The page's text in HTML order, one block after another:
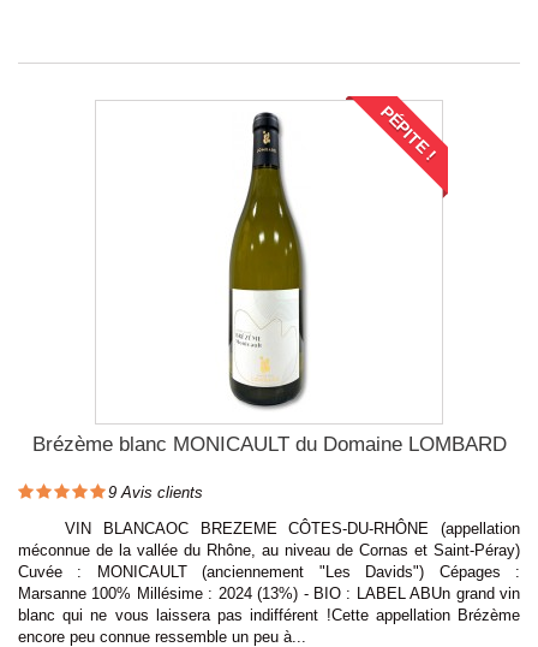
PÉPITE !
Brézème blanc MONICAULT du Domaine LOMBARD
9 Avis clients
VIN BLANCAOC BREZEME CÔTES-DU-RHÔNE (appellation
méconnue de la vallée du Rhône, au niveau de Cornas et Saint-Péray)
Cuvée : MONICAULT (anciennement "Les Davids") Cépages :
Marsanne 100% Millésime : 2024 (13%) - BIO : LABEL ABUn grand vin
blanc qui ne vous laissera pas indifférent !Cette appellation Brézème
encore peu connue ressemble un peu à...